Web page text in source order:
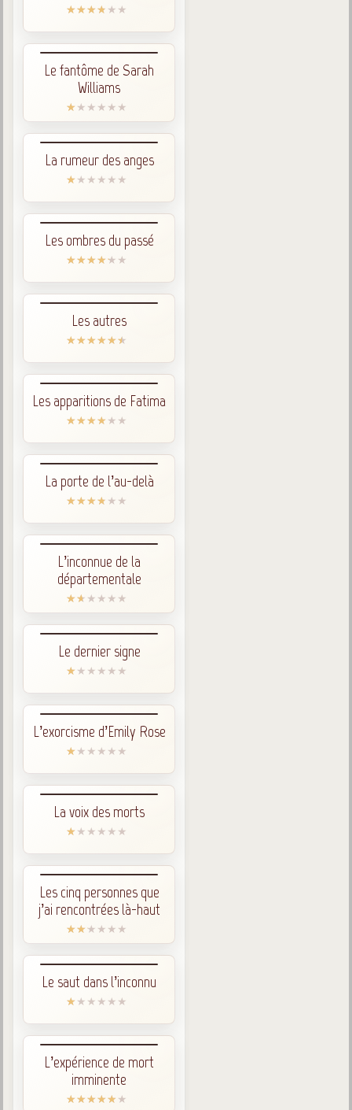
Le fantôme de Sarah
Williams
La rumeur des anges
Les ombres du passé
Les autres
Les apparitions de Fatima
La porte de l’au-delà
L’inconnue de la
départementale
Le dernier signe
L’exorcisme d’Emily Rose
La voix des morts
Les cinq personnes que
j’ai rencontrées là-haut
Le saut dans l’inconnu
L’expérience de mort
imminente